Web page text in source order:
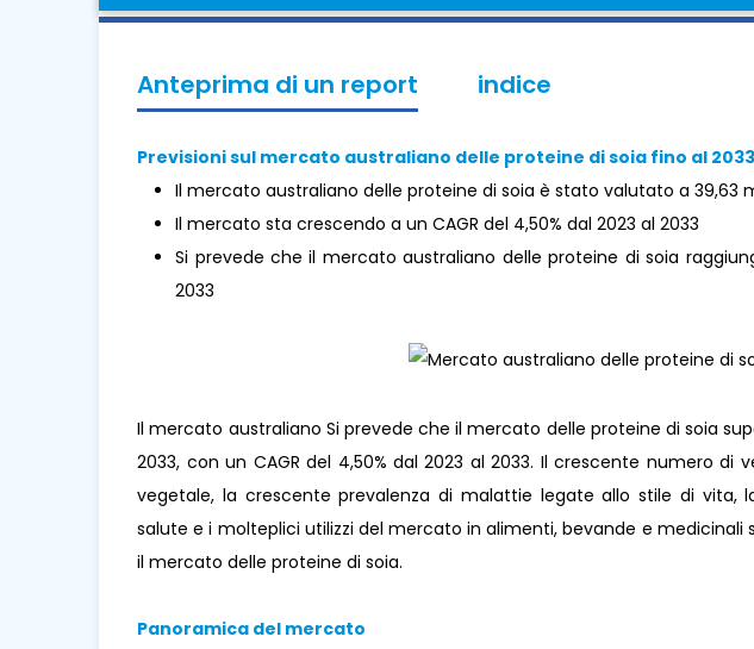
Anteprima di un report indice
Previsioni sul mercato australiano delle proteine ​​di soia fino al 2033
Il mercato australiano delle proteine ​​di soia è stato valutato a 39,63
Il mercato sta crescendo a un CAGR del 4,50% dal 2023 al 2033
Si prevede che il mercato australiano delle proteine ​​di soia
2033
Il mercato australiano Si prevede che il mercato delle proteine ​​di soia
2033, con un CAGR del 4,50% dal 2023 al 2033. Il crescente numero di
vegetale, la crescente prevalenza di malattie legate allo stile di vita,
salute e i molteplici utilizzi del mercato in alimenti, bevande e medicinali
il mercato delle proteine ​​di soia.
Panoramica del mercato